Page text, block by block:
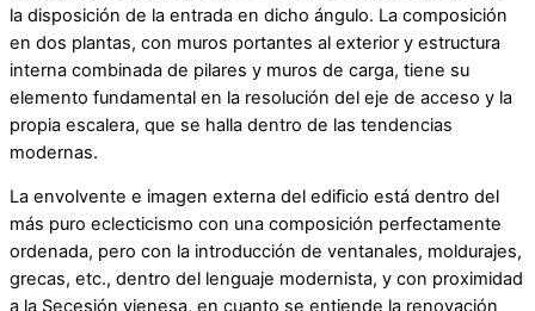
la disposición de la entrada en dicho ángulo. La composición
en dos plantas, con muros portantes al exterior y estructura
interna combinada de pilares y muros de carga, tiene su
elemento fundamental en la resolución del eje de acceso y la
propia escalera, que se halla dentro de las tendencias
modernas.
La envolvente e imagen externa del edificio está dentro del
más puro eclecticismo con una composición perfectamente
ordenada, pero con la introducción de ventanales, moldurajes,
grecas, etc., dentro del lenguaje modernista, y con proximidad
a la Secesión vienesa, en cuanto se entiende la renovación